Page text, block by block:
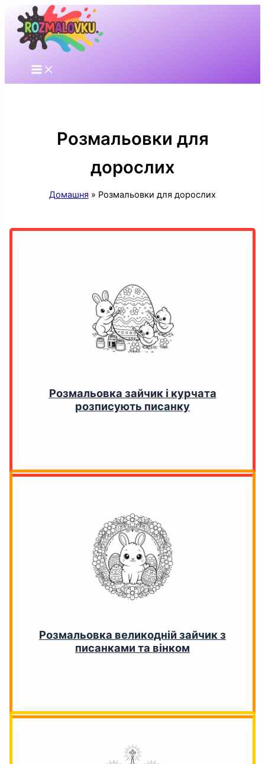
Перейти
вмісту
Розмальовки для
дорослих
Домашня Розмальовки для дорослих
Розмальовка зайчик і курчата
розписують писанку
Розмальовка великодній зайчик з
писанками та вінком